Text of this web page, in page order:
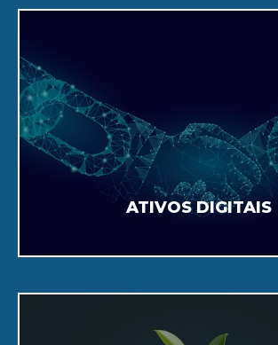
ATIVOS DIGITAIS
KYC On-Chain, Custódia
sob medida com a